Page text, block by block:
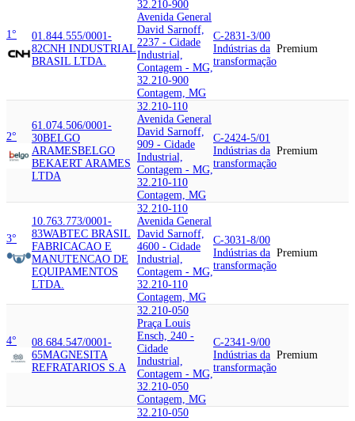
1°
01.844.555/0001-
82CNH INDUSTRIAL
BRASIL LTDA.
32.210-900
Avenida General
David Sarnoff,
2237 - Cidade
Industrial,
Contagem - MG,
32.210-900
Contagem, MG
C-2831-3/00
Indústrias da
transformação
Premium
2°
61.074.506/0001-
30BELGO
ARAMESBELGO
BEKAERT ARAMES
LTDA
32.210-110
Avenida General
David Sarnoff,
909 - Cidade
Industrial,
Contagem - MG,
32.210-110
Contagem, MG
C-2424-5/01
Indústrias da
transformação
Premium
3°
10.763.773/0001-
83WABTEC BRASIL
FABRICACAO E
MANUTENCAO DE
EQUIPAMENTOS
LTDA.
32.210-110
Avenida General
David Sarnoff,
4600 - Cidade
Industrial,
Contagem - MG,
32.210-110
Contagem, MG
C-3031-8/00
Indústrias da
transformação
Premium
4°
08.684.547/0001-
65MAGNESITA
REFRATARIOS S.A
32.210-050
Praça Louis
Ensch, 240 -
Cidade
Industrial,
Contagem - MG,
32.210-050
Contagem, MG
C-2341-9/00
Indústrias da
transformação
Premium
32.210-050